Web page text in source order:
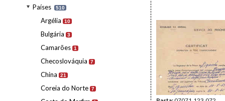
Países 510
Argélia 10
Bulgária 3
Camarões 1
Checoslováquia 7
China 21
Coreia do Norte 7